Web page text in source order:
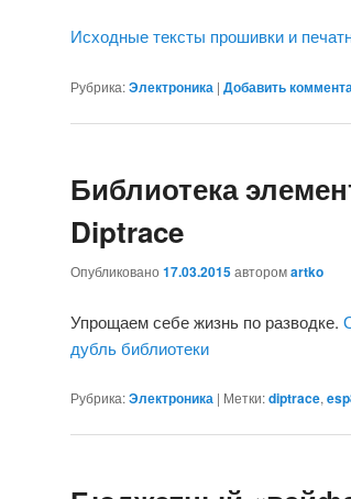
Исходные тексты прошивки и
Рубрика:Электроника | Добавить
Библиотека
Diptrace
Опубликовано 17.03.2015авторомartko
Упрощаем себе жизнь по разводке.
дубль библиотеки
Рубрика:Электроника | Метки:diptrace,